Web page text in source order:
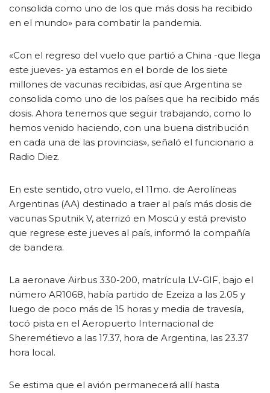
consolida como uno de los que más dosis ha recibido
en el mundo» para combatir la pandemia.
«Con el regreso del vuelo que partió a China -que llega
este jueves- ya estamos en el borde de los siete
millones de vacunas recibidas, así que Argentina se
consolida como uno de los países que ha recibido más
dosis. Ahora tenemos que seguir trabajando, como lo
hemos venido haciendo, con una buena distribución
en cada una de las provincias», señaló el funcionario a
Radio Diez.
En este sentido, otro vuelo, el 11mo. de Aerolíneas
Argentinas (AA) destinado a traer al país más dosis de
vacunas Sputnik V, aterrizó en Moscú y está previsto
que regrese este jueves al país, informó la compañía
de bandera.
La aeronave Airbus 330-200, matrícula LV-GIF, bajo el
número AR1068, había partido de Ezeiza a las 2.05 y
luego de poco más de 15 horas y media de travesía,
tocó pista en el Aeropuerto Internacional de
Sheremétievo a las 17.37, hora de Argentina, las 23.37
hora local.
Se estima que el avión permanecerá allí hasta